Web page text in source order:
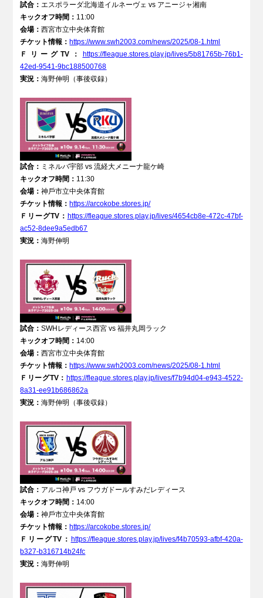
試合：エスポラーダ北海道イルネーヴェ vs アニージャ湘南
キックオフ時間： 11:00
会場：⻄宮市⽴中央体育館
チケット情報： https://www.swh2003.com/news/2025/08-1.html
ＦリーグTV：
https://fleague.stores.play.jp/lives/5b81765b-76b1-
42ed-9541-9bc188500768
実況：海野伸明（事後収録）
試合： ミネルバ宇部 vs 流経大メニーナ龍ケ崎
キックオフ時間： 11:30
会場：神⼾市⽴中央体育館
チケット情報： https://arcokobe.stores.jp/
ＦリーグTV： https://fleague.stores.play.jp/lives/4654cb8e-472c-47bf-
ac52-8dee9a5edb67
実況：海野伸明
試合：SWHレディース西宮 vs 福井丸岡ラック
キックオフ時間： 14:00
会場：⻄宮市⽴中央体育館
チケット情報：https://www.swh2003.com/news/2025/08-1.html
ＦリーグTV： https://fleague.stores.play.jp/lives/f7b94d04-e943-4522-
8a31-ee91b686862a
実況：海野伸明（事後収録）
試合： アルコ神戸 vs フウガドールすみだレディース
キックオフ時間： 14:00
会場：神⼾市⽴中央体育館
チケット情報： https://arcokobe.stores.jp/
ＦリーグTV： https://fleague.stores.play.jp/lives/f4b70593-afbf-420a-
b327-b316714b24fc
実況：海野伸明